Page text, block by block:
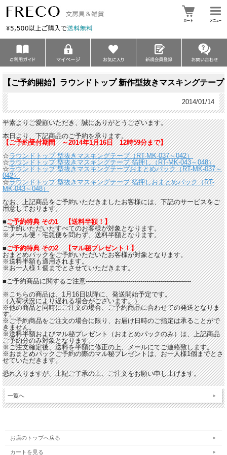
【ご予約開始】ラウンドトップ 新作型抜きマスキングテープ
2014/01/14
平素よりご愛顧いただき、誠にありがとうございます。
本日より、下記商品のご予約を承ります。
【ご予約受付期間 ～2014年1月16日 12時59分まで】
☆ラウンドトップ 型抜きマスキングテープ（RT-MK-037～042）
☆ラウンドトップ 型抜きマスキングテープ 箔押し（RT-MK-043～048）
☆ラウンドトップ 型抜きマスキングテープおまとめパック（RT-MK-037～
042）
☆ラウンドトップ 型抜きマスキングテープ 箔押しおまとめパック（RT-
MK-043～048）
なお、上記商品をご予約いただきましたお客様には、下記のサービスをご
用意しております。
■ご予約特典 その1 【送料半額！】
ご予約いただいたすべてのお客様が対象となります。
※メール便・宅急便を問わず、送料半額となります。
■ご予約特典 その2 【マル秘プレゼント！】
おまとめパックをご予約いただいたお客様が対象となります。
※送料半額も適用されます。
※お一人様１個までとさせていただきます。
■ご予約商品に関するご注意----------------------------------------------------
※こちらの商品は、1月16日以降に、発送開始予定です。
（入荷状況により遅れる場合がございます。）
※他の商品と同時にご注文の場合、ご予約商品に合わせての発送となりま
す。
※ご予約商品をご注文の場合に限り、お届け日時のご指定は承ることがで
きません。
※送料半額およびマル秘プレゼント（おまとめパックのみ）は、上記商品
ご予約分のみ対象となります。
※ご注文確定後、送料を半額に修正の上、メールにてご連絡致します。
※おまとめパックご予約の際のマル秘プレゼントは、お一人様1個までとさ
せていただきます。
恐れ入りますが、上記ご了承の上、ご注文をお願い申し上げます。
一覧へ
お店のトップへ戻る
カートを見る